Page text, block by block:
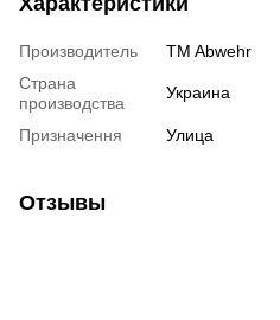
Производитель
TM Abwehr
Страна
производства
Украина
Призначення Улица
Отзывы